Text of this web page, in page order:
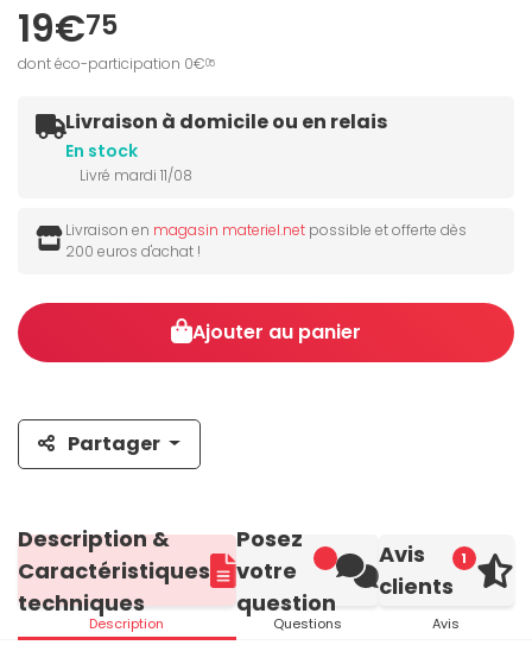
19€75
dont éco-participation 0€05
Livraison à domicile ou en relais
En stock
Livré mardi 11/08
Livraison en magasin materiel.net possible et offerte dès
200 euros d'achat !
Ajouter au panier
Partager
Description &
Caractéristiques
techniques
Description
Posez
votre
question
Questions
1
Avis
clients
Avis